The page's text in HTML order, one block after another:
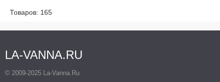
Товаров: 165
LA-VANNA.RU
© 2009-2025 La-Vanna.Ru